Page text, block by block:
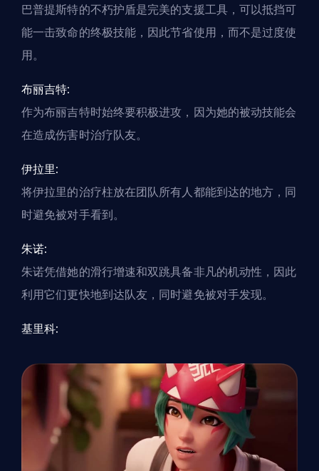
巴普提斯特的不朽护盾是完美的支援工具，可以抵挡可
能一击致命的终极技能，因此节省使用，而不是过度使
用。
布丽吉特:
作为布丽吉特时始终要积极进攻，因为她的被动技能会
在造成伤害时治疗队友。
伊拉里:
将伊拉里的治疗柱放在团队所有人都能到达的地方，同
时避免被对手看到。
朱诺:
朱诺凭借她的滑行增速和双跳具备非凡的机动性，因此
利用它们更快地到达队友，同时避免被对手发现。
基里科: